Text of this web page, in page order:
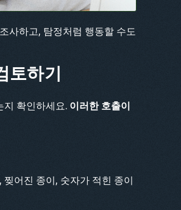
사하고, 탐정처럼 행동할 수도
토하기
지 확인하세요. 이러한 호출이
어진 종이, 숫자가 적힌 종이